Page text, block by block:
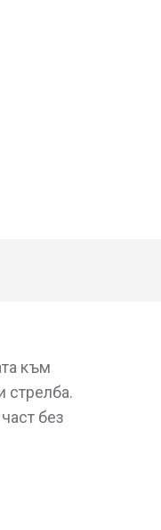
към
стрелба.
без